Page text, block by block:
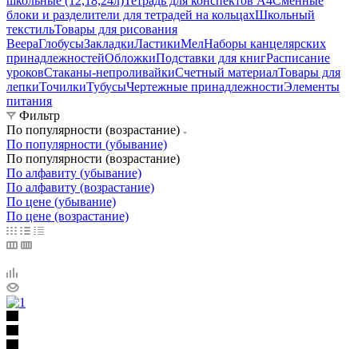
блоки и разделители для тетрадей на кольцахШкольный
текстильТовары для рисования
ВеераГлобусыЗакладкиЛастикиМелНаборы канцелярских
принадлежностейОбложкиПодставки для книгРасписание
уроковСтаканы-непроливайкиСчетный материалТовары для
лепкиТочилкиТубусыЧертежные принадлежностиЭлементы
питания
Фильтр
По популярности (возрастание)
По популярности (убывание)
По популярности (возрастание)
По алфавиту (убывание)
По алфавиту (возрастание)
По цене (убывание)
По цене (возрастание)